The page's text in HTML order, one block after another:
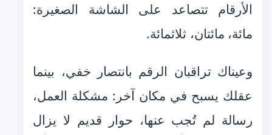
الأرقام تتصاعد على الشاشة الصغيرة:
مائة، مائتان، ثلاثمائة.
وعيناك تراقبان الرقم بانتصار خفي، بينما
عقلك يسبح في مكان آخر: مشكلة العمل،
رسالة لم تُجب عنها، حوار قديم لا يزال